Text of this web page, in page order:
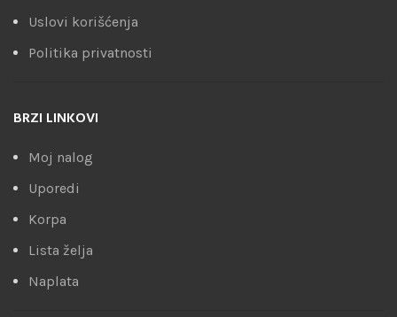
Uslovi korišćenja
Politika privatnosti
BRZI LINKOVI
Moj nalog
Uporedi
Korpa
Lista želja
Naplata